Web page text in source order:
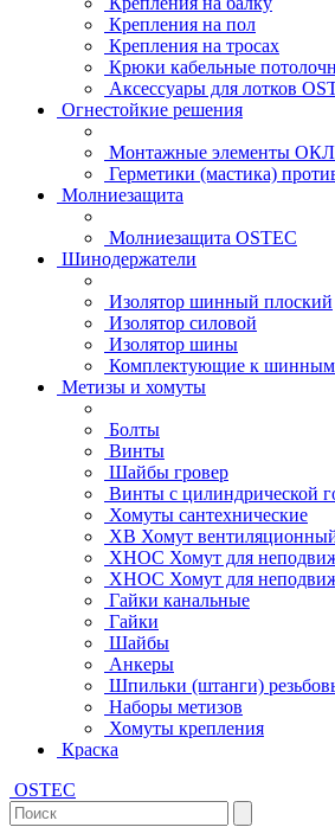
Крепления на пол
Крепления на тросах
Крюки кабельные
Аксессуары для лотков
Огнестойкие решения
Монтажные элементы ОКЛ
Герметики (мастика)
Молниезащита
Молниезащита OSTEC
Шинодержатели
Изолятор шинный плоский
Изолятор силовой
Изолятор шины
Комплектующие к шинным
Метизы и хомуты
Болты
Винты
Шайбы гровер
Винты с цилиндрической
Хомуты сантехнические
ХВ Хомут
ХНОС Хомут для
ХНОС Хомут для
Гайки канальные
Гайки
Шайбы
Анкеры
Шпильки (штанги)
Наборы метизов
Хомуты крепления
Краска
OSTEC